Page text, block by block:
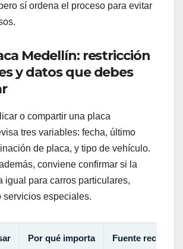
sí ordena el proceso para evitar
Medellín: restricción
y datos que debes
o compartir una placa
tres variables: fecha, último
de placa, y tipo de vehículo.
conviene confirmar si la
igual para carros particulares,
servicios especiales.
Por qué importa Fuente